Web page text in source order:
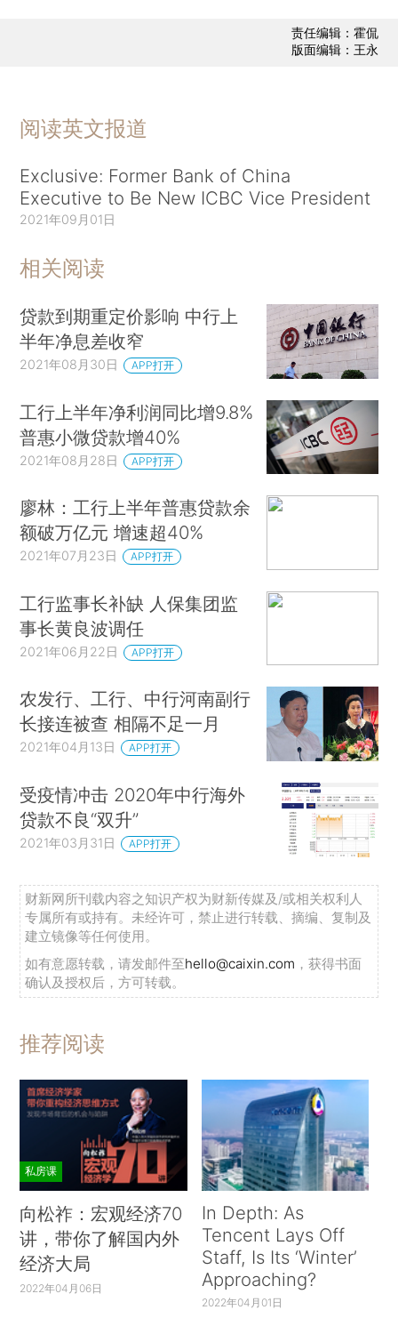
责任编辑：霍侃
版面编辑：王永
阅读英文报道
Exclusive: Former Bank of China
Executive to Be New ICBC Vice President
2021年09月01日
相关阅读
贷款到期重定价影响 中行上
半年净息差收窄
2021年08月30日 APP打开
工行上半年净利润同比增9.8%
普惠小微贷款增40%
2021年08月28日 APP打开
廖林：工行上半年普惠贷款余
额破万亿元 增速超40%
2021年07月23日 APP打开
工行监事长补缺 人保集团监
事长黄良波调任
2021年06月22日 APP打开
农发行、工行、中行河南副行
长接连被查 相隔不足一月
2021年04月13日 APP打开
受疫情冲击 2020年中行海外
贷款不良“双升”
2021年03月31日 APP打开
财新网所刊载内容之知识产权为财新传媒及/或相关权利人
专属所有或持有。未经许可，禁止进行转载、摘编、复制及
建立镜像等任何使用。
如有意愿转载，请发邮件至hello@caixin.com ，获得书面
确认及授权后，方可转载。
推荐阅读
私房课
向松祚：宏观经济70
讲，带你了解国内外
经济大局
2022年04月06日
In Depth: As
Tencent Lays Off
Staff, Is Its ‘Winter’
Approaching?
2022年04月01日